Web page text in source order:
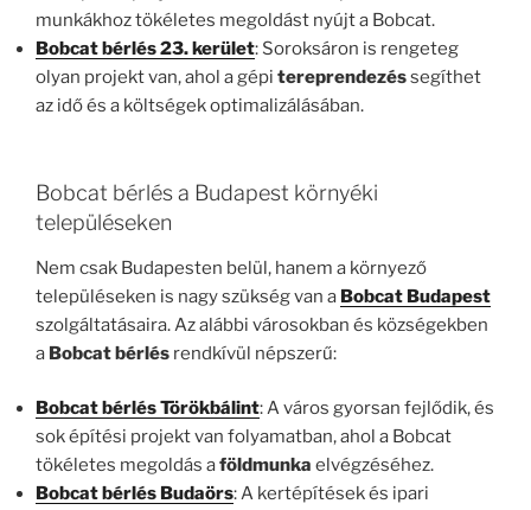
munkákhoz tökéletes megoldást nyújt a Bobcat.
Bobcat bérlés 23. kerület: Soroksáron is rengeteg
olyan projekt van, ahol a gépi tereprendezéssegíthet
az idő és a költségek optimalizálásában.
Bobcat bérlés a Budapest környéki
településeken
Nem csak Budapesten belül, hanem a környező
településeken is nagy szükség van a Bobcat Budapest
szolgáltatásaira. Az alábbi városokban és községekben
a Bobcat bérlés rendkívül népszerű:
Bobcat bérlés Törökbálint: A város gyorsan fejlődik, és
sok építési projekt van folyamatban, ahol a Bobcat
tökéletes megoldás aföldmunka elvégzéséhez.
Bobcat bérlés Budaörs: A kertépítések és ipari